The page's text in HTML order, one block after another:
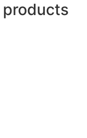
products